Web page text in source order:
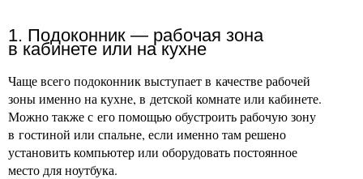
1. Подоконник — рабочая зона
в кабинете или на кухне
Чаще всего подоконник выступает в качестве рабочей
зоны именно на кухне, в детской комнате или кабинете.
Можно также с его помощью обустроить рабочую зону
в гостиной или спальне, если именно там решено
установить компьютер или оборудовать постоянное
место для ноутбука.